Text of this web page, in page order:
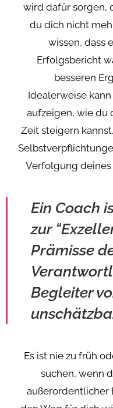
wird dafür sorgen,
du dich nicht
wissen, dass
Erfolgsbericht
besseren
Idealerweise
aufzeigen, wie du
Zeit steigern
Verfolgung
Ein Coach
zur
Prämisse
Begleiter
Es ist nie zu früh
suchen, wenn
außerordentlicher